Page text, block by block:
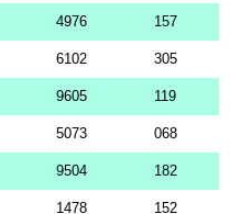
4976 157
6102 305
9605 119
5073 068
9504 182
1478 152